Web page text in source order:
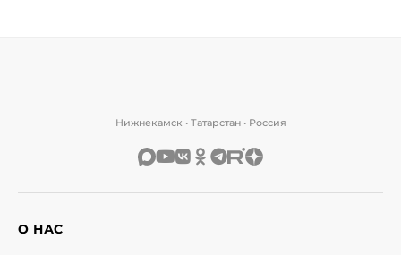
Нижнекамск • Татарстан • Россия
О НАС